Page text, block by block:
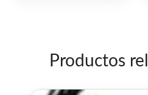
Productos